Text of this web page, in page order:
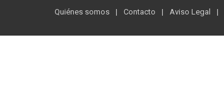
Quiénes somos Contacto Aviso Legal